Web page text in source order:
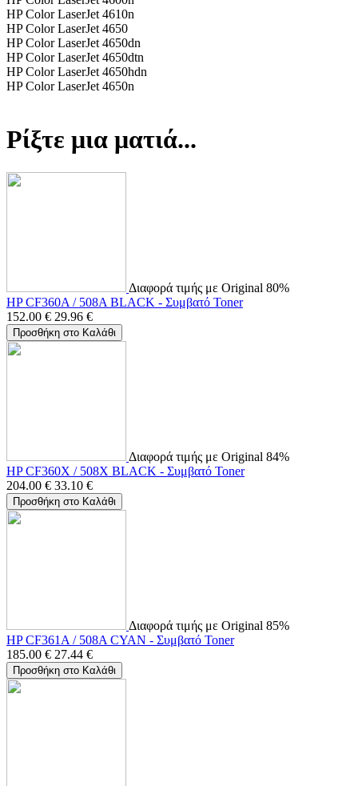
HP Color LaserJet 4610n
HP Color LaserJet 4650
HP Color LaserJet 4650dn
HP Color LaserJet 4650dtn
HP Color LaserJet 4650hdn
HP Color LaserJet 4650n
Ρίξτε μια ματιά...
Διαφορά τιμής με Original 80%
HP CF360A / 508A BLACK - Συμβατό Toner
152.00 € 29.96 €
Προσθήκη στο Καλάθι
Διαφορά τιμής με Original 84%
HP CF360X / 508X BLACK - Συμβατό Toner
204.00 € 33.10 €
Προσθήκη στο Καλάθι
Διαφορά τιμής με Original 85%
HP CF361A / 508A CYAN - Συμβατό Toner
185.00 € 27.44 €
Προσθήκη στο Καλάθι